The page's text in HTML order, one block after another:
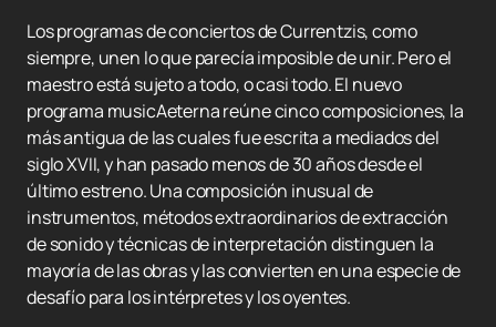
Los programas de conciertos de Currentzis, como
siempre, unen lo que parecía imposible de unir. Pero el
maestro está sujeto a todo, o casi todo. El nuevo
programa musicAeterna reúne cinco composiciones, la
más antigua de las cuales fue escrita a mediados del
siglo XVII, y han pasado menos de 30 años desde el
último estreno. Una composición inusual de
instrumentos, métodos extraordinarios de extracción
de sonido y técnicas de interpretación distinguen la
mayoría de las obras y las convierten en una especie de
desafío para los intérpretes y los oyentes.